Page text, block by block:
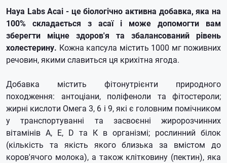
Haya Labs Acai - це біологічно активна добавка, яка на
100% складається з асаї і може допомогти вам
зберегти міцне здоров'я та збалансований рівень
холестерину. Кожна капсула містить 1000 мг поживних
речовин, якими славиться ця крихітна ягода.
Добавка містить фітонутрієнти природного
походження: антоціани, поліфеноли та фітостероли;
жирні кислоти Омега 3, 6 і 9, які є головним помічником
у транспортуванні та засвоєнні жиророзчинних
вітамінів A, E, D та К в організмі; рослинний білок
(кількість та якість якого близька за вмістом до
коров'ячого молока), а також клітковину (пектин), яка